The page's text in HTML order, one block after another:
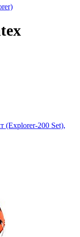
(Explorer-200 Set),